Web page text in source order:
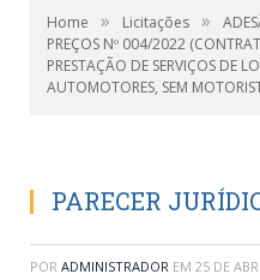
Home » Licitações »
PREÇOS Nº 004/2022
PRESTAÇÃO DE SERVIÇOS DE
AUTOMOTORES, SEM
PARECER
POR ADMINISTRADOR EM 25 DE